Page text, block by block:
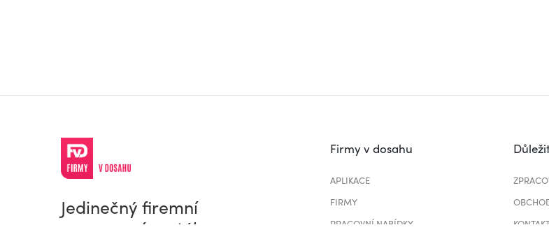
Jedinečný firemní
Firmy v dosahu
APLIKACE
FIRMY
PRACOVNÍ NABÍDKY